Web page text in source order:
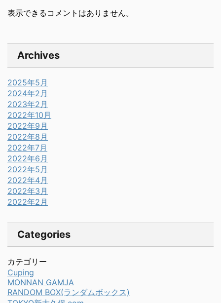
表示できるコメントはありません。
Archives
2025年5月
2024年2月
2023年2月
2022年10月
2022年9月
2022年8月
2022年7月
2022年6月
2022年5月
2022年4月
2022年3月
2022年2月
Categories
カテゴリー
Cuping
MONNAN GAMJA
RANDOM BOX(ランダムボックス)